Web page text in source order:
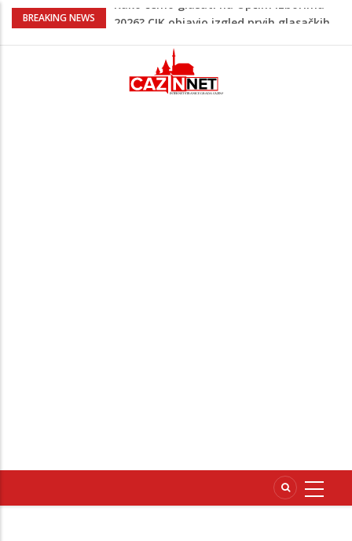
BREAKING NEWS
Trump tvrdi da je dogovor blizu: Iran
Peti korpus, Sila nebeska: Na današnji
dan Armija RBiH porazila je izdajnike u
Velikoj Kladuši